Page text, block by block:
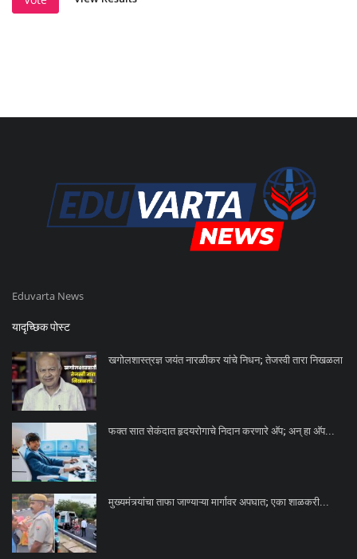
Eduvarta News
यादृच्छिक पोस्ट
खगोलशास्त्रज्ञ जयंत नारळीकर यांचे निधन; तेजस्वी तारा निखळला
फक्त सात सेकंदात हृदयरोगाचे निदान करणारे अ‍ॅप; अन् हा अ‍ॅप...
मुख्यमंत्र्यांचा ताफा जाण्याऱ्या मार्गावर अपघात; एका शाळकरी...